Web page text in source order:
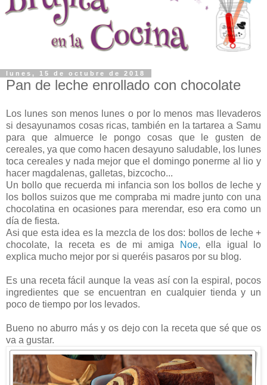
lunes, 15 de octubre de 2018
Pan de leche enrollado con chocolate
Los lunes son menos lunes o por lo menos mas llevaderos
si desayunamos cosas ricas, también en la tartarea a Samu
para que almuerce le pongo cosas que le gusten de
cereales, ya que como hacen desayuno saludable, los lunes
toca cereales y nada mejor que el domingo ponerme al lio y
hacer magdalenas, galletas, bizcocho...
Un bollo que recuerda mi infancia son los bollos de leche y
los bollos suizos que me compraba mi madre junto con una
chocolatina en ocasiones para merendar, eso era como un
día de fiesta.
Asi que esta idea es la mezcla de los dos: bollos de leche +
chocolate, la receta es de mi amiga
Noe, ella igual lo
explica mucho mejor por si queréis pasaros por su blog.
Es una receta fácil aunque la veas así con la espiral, pocos
ingredientes que se encuentran en cualquier tienda y un
poco de tiempo por los levados.
Bueno no aburro más y os dejo con la receta que sé que os
va a gustar.